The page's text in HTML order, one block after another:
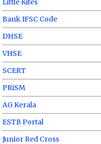
Little Kites
Bank IFSC Code
DHSE
VHSE
SCERT
PRiSM
AG Kerala
ESTB Portal
Junior Red Cross